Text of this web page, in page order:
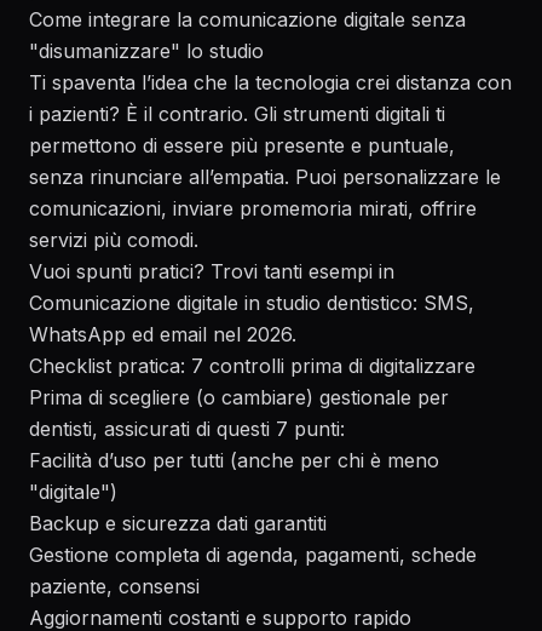
Come integrare la comunicazione digitale senza
"disumanizzare" lo studio
Ti spaventa l’idea che la tecnologia crei distanza con
i pazienti? È il contrario. Gli strumenti digitali ti
permettono di essere più presente e puntuale,
senza rinunciare all’empatia. Puoi personalizzare le
comunicazioni, inviare promemoria mirati, offrire
servizi più comodi.
Vuoi spunti pratici? Trovi tanti esempi in
Comunicazione digitale in studio dentistico: SMS,
WhatsApp ed email nel 2026.
Checklist pratica: 7 controlli prima di digitalizzare
Prima di scegliere (o cambiare) gestionale per
dentisti, assicurati di questi 7 punti:
Facilità d’uso per tutti (anche per chi è meno
"digitale")
Backup e sicurezza dati garantiti
Gestione completa di agenda, pagamenti, schede
paziente, consensi
Aggiornamenti costanti e supporto rapido